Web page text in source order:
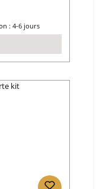
:
: 4-6 jours